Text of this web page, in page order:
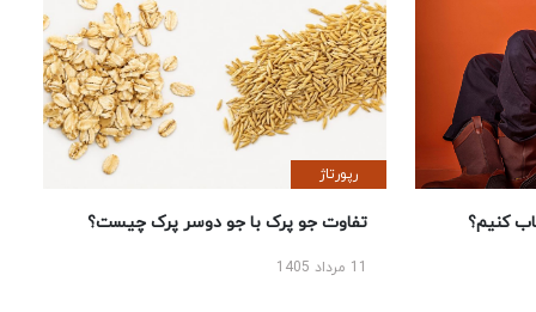
کنیم؟
رپورتاژ
تفاوت جو پرک با جو دوسر پرک چیست؟